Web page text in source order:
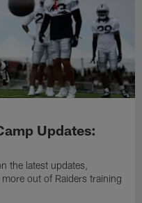
Updates:
the latest updates,
out of Raiders training